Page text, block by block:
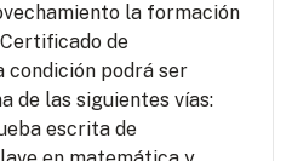
la formación
de
condición podrá ser
de las siguientes vías:
escrita de